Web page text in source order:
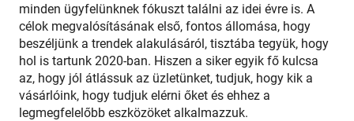
minden ügyfelünknek fókuszt találni az idei évre is. A
célok megvalósításának első, fontos állomása, hogy
beszéljünk a trendek alakulásáról, tisztába tegyük, hogy
hol is tartunk 2020-ban. Hiszen a siker egyik fő kulcsa
az, hogy jól átlássuk az üzletünket, tudjuk, hogy kik a
vásárlóink, hogy tudjuk elérni őket és ehhez a
legmegfelelőbb eszközöket alkalmazzuk.